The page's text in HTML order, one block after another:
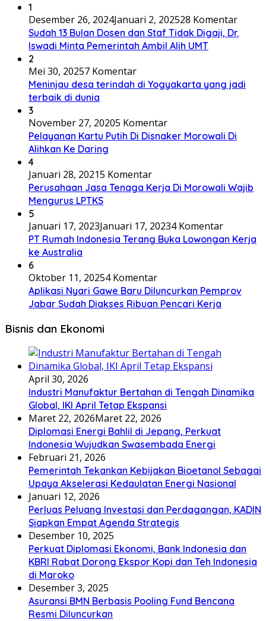
1
Desember 26, 2024Januari 2, 202528 Komentar
Sudah 13 Bulan Dosen dan Staf Tidak Digaji, Dr.
Iswadi Minta Pemerintah Ambil Alih UMT
2
Mei 30, 20257 Komentar
Meninjau desa terindah di Yogyakarta yang jadi
terbaik di dunia
3
November 27, 20205 Komentar
Pelayanan Kartu Putih Di Disnaker Morowali Di
Alihkan Ke Daring
4
Januari 28, 20215 Komentar
Perusahaan Jasa Tenaga Kerja Di Morowali Wajib
Mengurus LPTKS
5
Januari 17, 2023Januari 17, 20234 Komentar
PT Rumah Indonesia Terang Buka Lowongan Kerja
ke Australia
6
Oktober 11, 20254 Komentar
Aplikasi Nyari Gawe Baru Diluncurkan Pemprov
Jabar Sudah Diakses Ribuan Pencari Kerja
Bisnis dan Ekonomi
April 30, 2026
Industri Manufaktur Bertahan di Tengah Dinamika
Global, IKI April Tetap Ekspansi
Maret 22, 2026Maret 22, 2026
Diplomasi Energi Bahlil di Jepang, Perkuat
Indonesia Wujudkan Swasembada Energi
Februari 21, 2026
Pemerintah Tekankan Kebijakan Bioetanol Sebagai
Upaya Akselerasi Kedaulatan Energi Nasional
Januari 12, 2026
Perluas Peluang Investasi dan Perdagangan, KADIN
Siapkan Empat Agenda Strategis
Desember 10, 2025
Perkuat Diplomasi Ekonomi, Bank Indonesia dan
KBRI Rabat Dorong Ekspor Kopi dan Teh Indonesia
di Maroko
Desember 3, 2025
Asuransi BMN Berbasis Pooling Fund Bencana
Resmi Diluncurkan